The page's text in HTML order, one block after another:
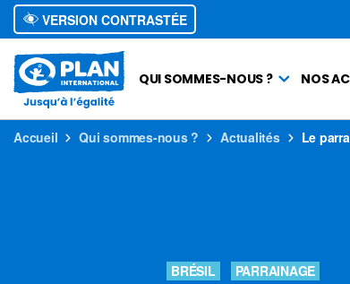
VERSION CONTRASTÉE
QUI SOMMES-NOUS ? NOS
Accueil Qui sommes-nous ? Actualités Le
BRÉSIL PARRAINAGE